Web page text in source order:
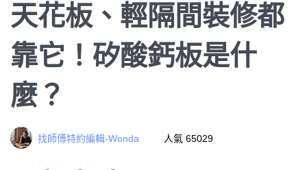
天花板、輕隔間裝修都
靠它！矽酸鈣板是什
麼？
找師傅特約編輯-Wonda 人氣 65029